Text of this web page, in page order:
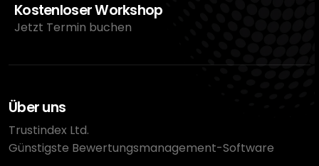
Kostenloser Workshop
Jetzt Termin buchen
Über uns
Trustindex Ltd.
Günstigste Bewertungsmanagement-Software